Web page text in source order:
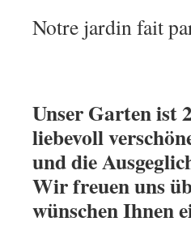
Notre jardin fait
Unser Garten ist
liebevoll
und die
Wir freuen uns
wünschen Ihnen